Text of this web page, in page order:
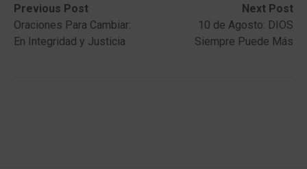
Post
navigation
Previous Post
Previous
post:Oraciones Para Cambiar:
En Integridad y Justicia
Next Post
Next
post:
10 de Agosto: DIOS
Siempre Puede Más